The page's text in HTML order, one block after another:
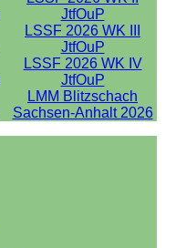
JtfOuP
LSSF 2026 WK III
JtfOuP
LSSF 2026 WK IV
JtfOuP
LMM Blitzschach
Sachsen-Anhalt 2026